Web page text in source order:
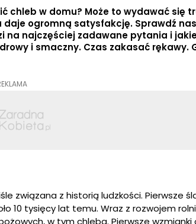
chleb w domu? Może to wydawać się
ogromną satysfakcję. Sprawdź
na najczęściej zadawane pytania i
i smaczny. Czas zakasać rękawy.
związana z historią ludzkości. Pierwsze
10 tysięcy lat temu. Wraz z rozwojem